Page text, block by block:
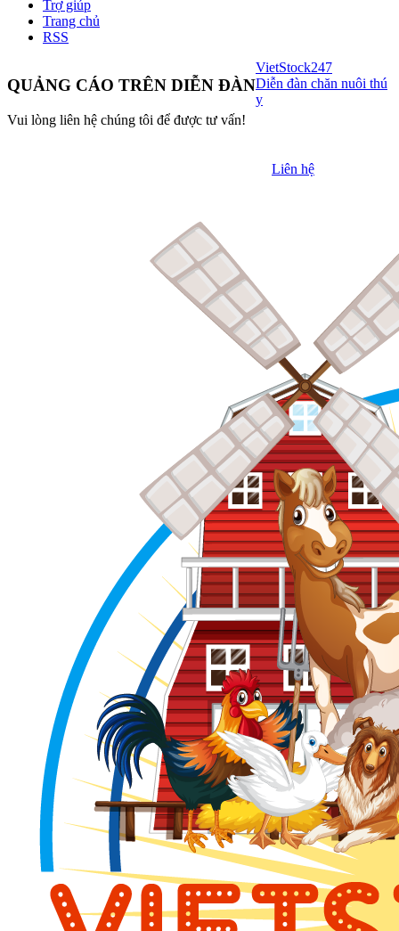
Trợ giúp
Trang chủ
RSS
QUẢNG CÁO TRÊN DIỄN ĐÀN
Vui lòng liên hệ chúng tôi để được tư vấn!
Liên hệ
VietStock247
Diễn đàn chăn nuôi thú
y